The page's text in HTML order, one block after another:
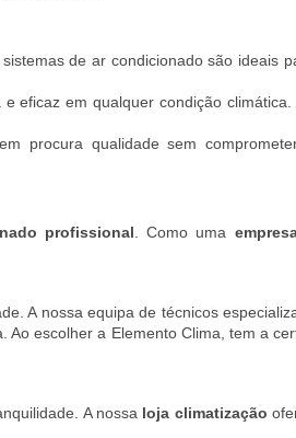
de ar condicionado são ideais
eficaz em qualquer condição climática.
procura qualidade sem
profissional . Como uma
A nossa equipa de técnicos
escolher a Elemento Clima, tem a
A nossa loja climatização